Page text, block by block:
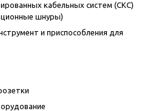
кабельных систем (СКС)
шнуры)
и приспособления для